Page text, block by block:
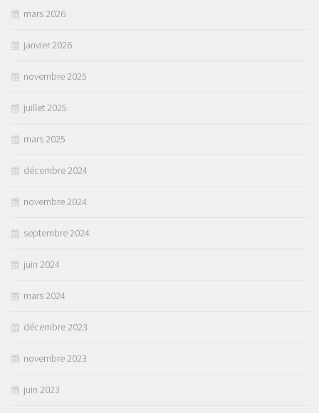
mars 2026
janvier 2026
novembre 2025
juillet 2025
mars 2025
décembre 2024
novembre 2024
septembre 2024
juin 2024
mars 2024
décembre 2023
novembre 2023
juin 2023